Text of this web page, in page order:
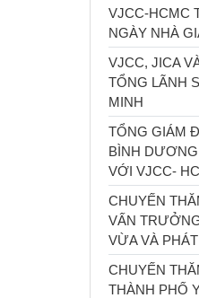
VJCC-HCMC
NGÀY NHÀ
VJCC, JICA
TỔNG LÃNH
MINH
TỔNG GIÁM
BÌNH
VỚI VJCC-
CHUYẾN
VẤN
VỪA VÀ
CHUYẾN
THÀNH PHỐ